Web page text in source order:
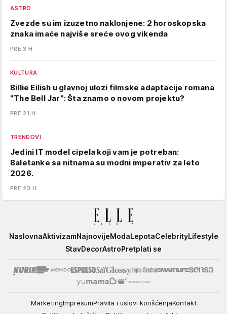
ASTRO
Zvezde su im izuzetno naklonjene: 2 horoskopska
znaka imaće najviše sreće ovog vikenda
PRE 3 H
KULTURA
Billie Eilish u glavnoj ulozi filmske adaptacije romana
"The Bell Jar": Šta znamo o novom projektu?
PRE 21 H
TRENDOVI
Jedini IT model cipela koji vam je potreban:
Baletanke sa nitnama su modni imperativ za leto
2026.
PRE 23 H
Elle
NaslovnaAktivizamNajnovijeModaLepotaCelebrityLifestyle
StavDecorAstroPretplati se
MarketingImpresumPravila i uslovi korišćenjaKontakt